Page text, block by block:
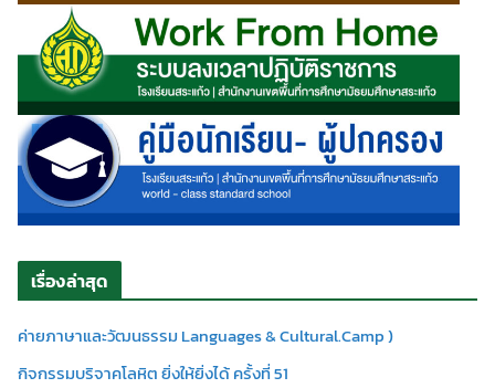
เรื่องล่าสุด
ค่ายภาษาและวัฒนธรรม Languages & Cultural.Camp )
กิจกรรมบริจาคโลหิต ยิ่งให้ยิ่งได้ ครั้งที่ 51